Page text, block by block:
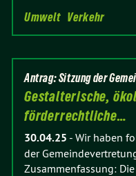
Umwelt Verkehr
Antrag: Sitzung der
Gestalterische,
förderrechtliche…
30.04.25 - Wir haben
der
Zusammenfassung: